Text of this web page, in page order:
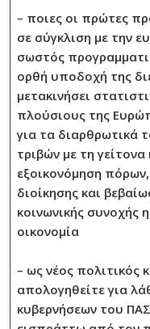
– ποιες οι πρώτες
σε σύγκλιση με την
σωστός
ορθή υποδοχή της
μετακινήσει
πλούσιους της
για τα διαρθρωτικά
τριβών με τη
εξοικονόμηση
διοίκησης και
κοινωνικής συνοχής
οικονομία
– ως νέος πολιτικός
απολογηθείτε για
κυβερνήσεων του